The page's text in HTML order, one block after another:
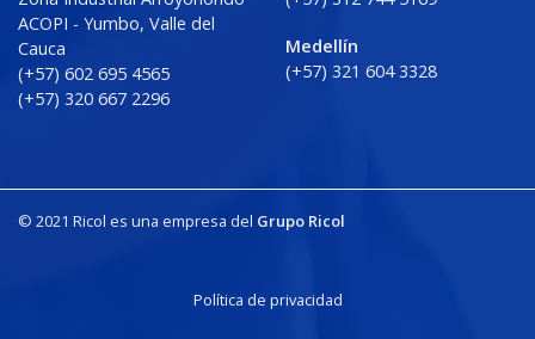
ACOPI - Yumbo, Valle del
Cauca
(+57) 602 695 4565
(+57) 320 667 2296
Medellín
(+57) 321 604 3328
© 2021 Ricol es una empresa del Grupo Ricol
Política de privacidad